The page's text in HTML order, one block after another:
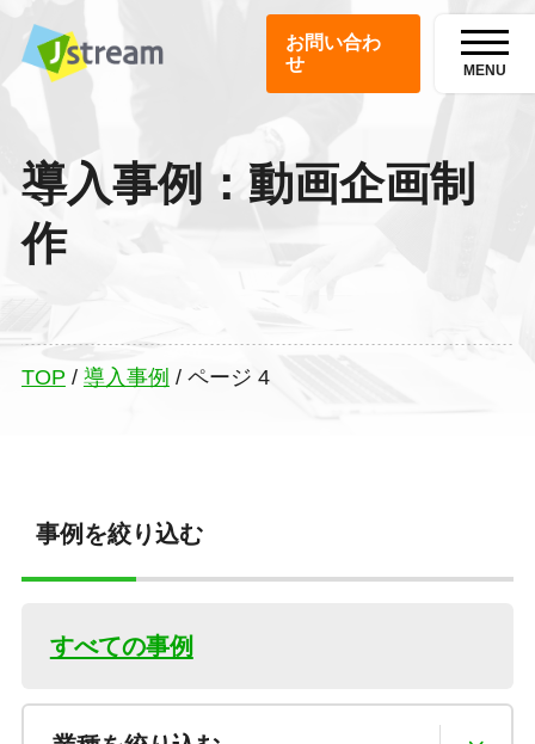
お問い合わ
せ
MENU
導入事例：動画企画制
作
TOP / 導入事例 / ページ 4
事例を絞り込む
すべての事例